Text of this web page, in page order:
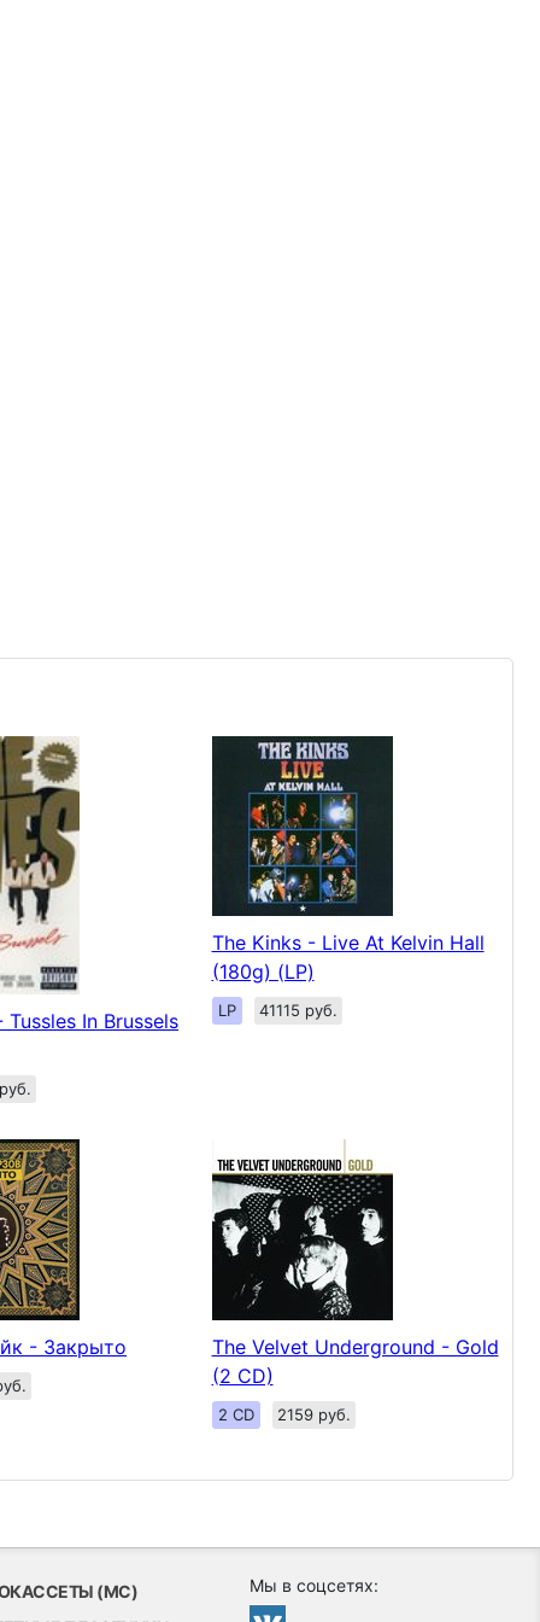
In Brussels
The Kinks - Live At Kelvin Hall
(180g) (LP)
LP 41115 руб.
- Закрыто
The Velvet Underground - Gold
(2 CD)
2 CD 2159 руб.
(MC)
Мы в соцсетях: